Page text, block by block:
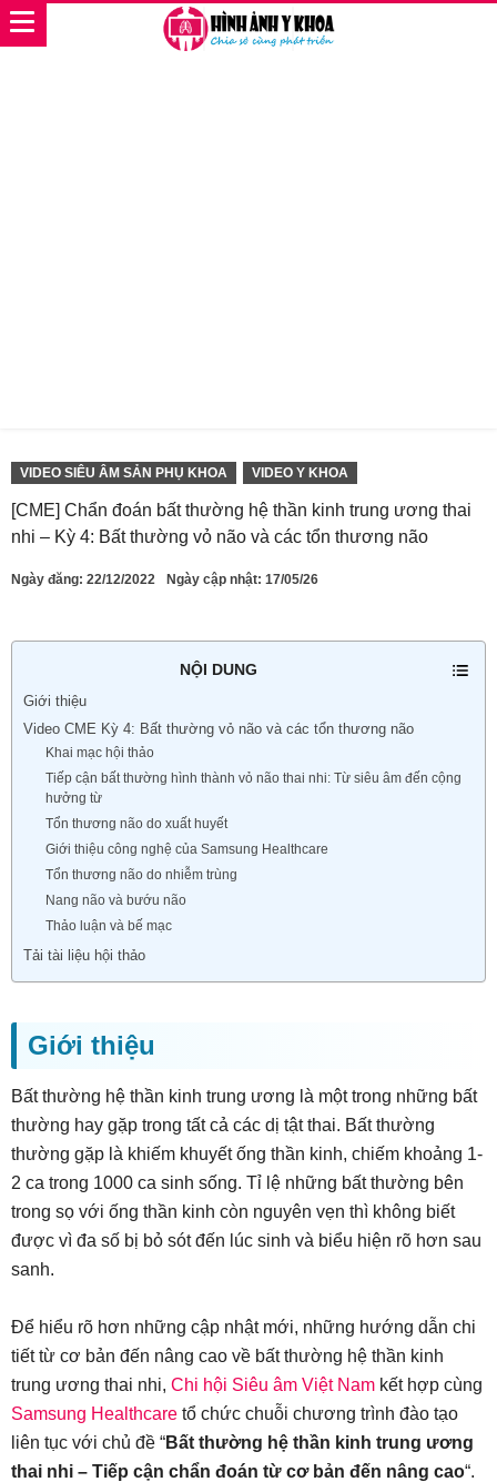
VIDEO SIÊU ÂM SẢN PHỤ KHOA VIDEO Y KHOA
[CME] Chẩn đoán bất thường hệ thần kinh trung ương thai
nhi – Kỳ 4: Bất thường vỏ não và các tổn thương não
Ngày đăng: 22/12/2022 Ngày cập nhật: 17/05/26
NỘI DUNG
Giới thiệu
Video CME Kỳ 4: Bất thường vỏ não và các tổn thương não
Khai mạc hội thảo
Tiếp cận bất thường hình thành vỏ não thai nhi: Từ siêu âm đến cộng
hưởng từ
Tổn thương não do xuất huyết
Giới thiệu công nghệ của Samsung Healthcare
Tổn thương não do nhiễm trùng
Nang não và bướu não
Thảo luận và bế mạc
Tải tài liệu hội thảo
Giới thiệu
Bất thường hệ thần kinh trung ương là một trong những bất
thường hay gặp trong tất cả các dị tật thai. Bất thường
thường gặp là khiếm khuyết ống thần kinh, chiếm khoảng 1-
2 ca trong 1000 ca sinh sống. Tỉ lệ những bất thường bên
trong sọ với ống thần kinh còn nguyên vẹn thì không biết
được vì đa số bị bỏ sót đến lúc sinh và biểu hiện rõ hơn sau
sanh.
Để hiểu rõ hơn những cập nhật mới, những hướng dẫn chi
tiết từ cơ bản đến nâng cao về bất thường hệ thần kinh
trung ương thai nhi, Chi hội Siêu âm Việt Nam kết hợp cùng
Samsung Healthcare tổ chức chuỗi chương trình đào tạo
liên tục với chủ đề “Bất thường hệ thần kinh trung ương
thai nhi – Tiếp cận chẩn đoán từ cơ bản đến nâng cao“.